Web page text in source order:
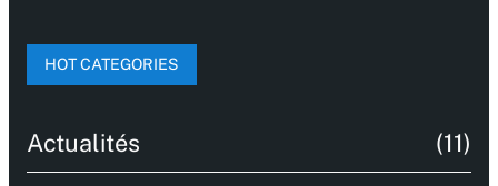
HOT CATEGORIES
Actualités (11)